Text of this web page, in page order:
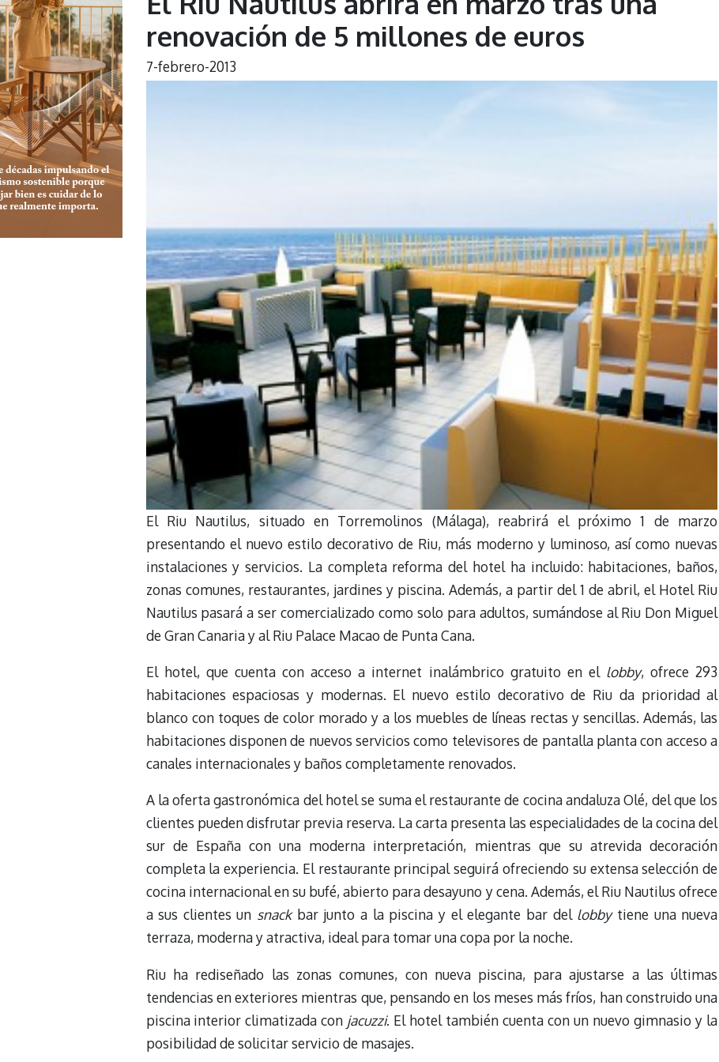
renovación de 5 millones de euros
7-febrero-2013
El Riu Nautilus, situado en Torremolinos (Málaga), reabrirá el próximo 1 de marzo
presentando el nuevo estilo decorativo de Riu, más moderno y luminoso, así como nuevas
instalaciones y servicios. La completa reforma del hotel ha incluido: habitaciones, baños,
zonas comunes, restaurantes, jardines y piscina. Además, a partir del 1 de abril, el Hotel Riu
Nautilus pasará a ser comercializado como solo para adultos, sumándose al Riu Don Miguel
de Gran Canaria y al Riu Palace Macao de Punta Cana.
El hotel, que cuenta con acceso a internet inalámbrico gratuito en el lobby, ofrece 293
habitaciones espaciosas y modernas. El nuevo estilo decorativo de Riu da prioridad al
blanco con toques de color morado y a los muebles de líneas rectas y sencillas. Además, las
habitaciones disponen de nuevos servicios como televisores de pantalla planta con acceso a
canales internacionales y baños completamente renovados.
A la oferta gastronómica del hotel se suma el restaurante de cocina andaluza Olé, del que los
clientes pueden disfrutar previa reserva. La carta presenta las especialidades de la cocina del
sur de España con una moderna interpretación, mientras que su atrevida decoración
completa la experiencia. El restaurante principal seguirá ofreciendo su extensa selección de
cocina internacional en su bufé, abierto para desayuno y cena. Además, el Riu Nautilus ofrece
a sus clientes un snackbar junto a la piscina y el elegante bar del lobbytiene una nueva
terraza, moderna y atractiva, ideal para tomar una copa por la noche.
Riu ha rediseñado las zonas comunes, con nueva piscina, para ajustarse a las últimas
tendencias en exteriores mientras que, pensando en los meses más fríos, han construido una
piscina interior climatizada con jacuzzi. El hotel también cuenta con un nuevo gimnasio y la
posibilidad de solicitar servicio de masajes.